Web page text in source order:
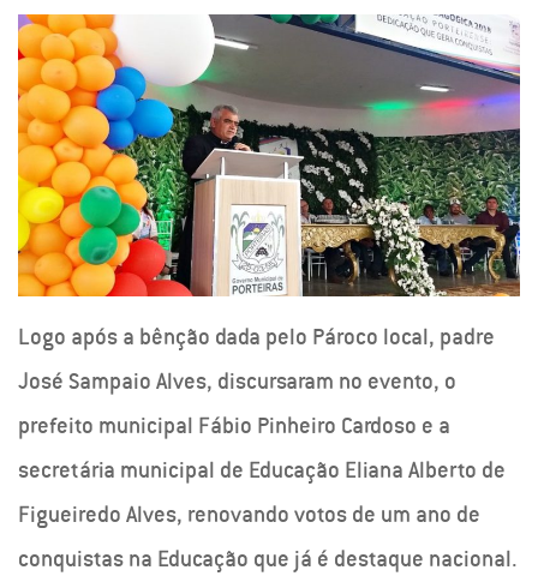
Logo após a bênção dada pelo Pároco local, padre
José Sampaio Alves, discursaram no evento, o
prefeito municipal Fábio Pinheiro Cardoso e a
secretária municipal de Educação Eliana Alberto de
Figueiredo Alves, renovando votos de um ano de
conquistas na Educação que já é destaque nacional.